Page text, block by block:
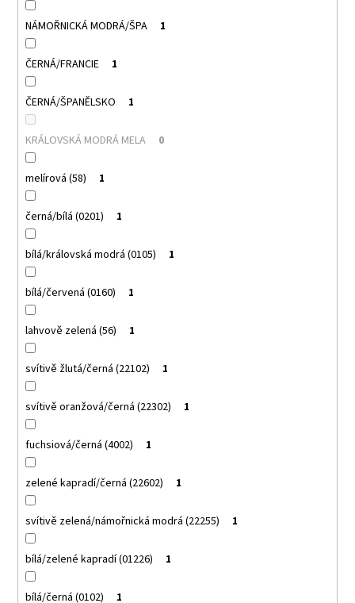
NÁMOŘNICKÁ MODRÁ/ŠPA 1
ČERNÁ/FRANCIE 1
ČERNÁ/ŠPANĚLSKO 1
KRÁLOVSKÁ MODRÁ MELA 0
melírová (58) 1
černá/bílá (0201) 1
bílá/královská modrá (0105) 1
bílá/červená (0160) 1
lahvově zelená (56) 1
svítivě žlutá/černá (22102) 1
svítivě oranžová/černá (22302) 1
fuchsiová/černá (4002) 1
zelené kapradí/černá (22602) 1
svítivě zelená/námořnická modrá (22255) 1
bílá/zelené kapradí (01226) 1
bílá/černá (0102) 1